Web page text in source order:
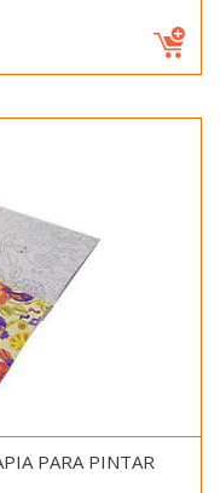
PARA PINTAR